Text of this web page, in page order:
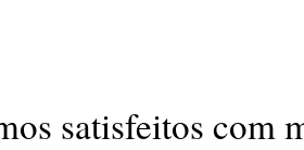
satisfeitos com